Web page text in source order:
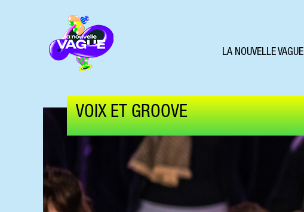
LA NOUVELLE VAGUE
VOIX ET GROOVE